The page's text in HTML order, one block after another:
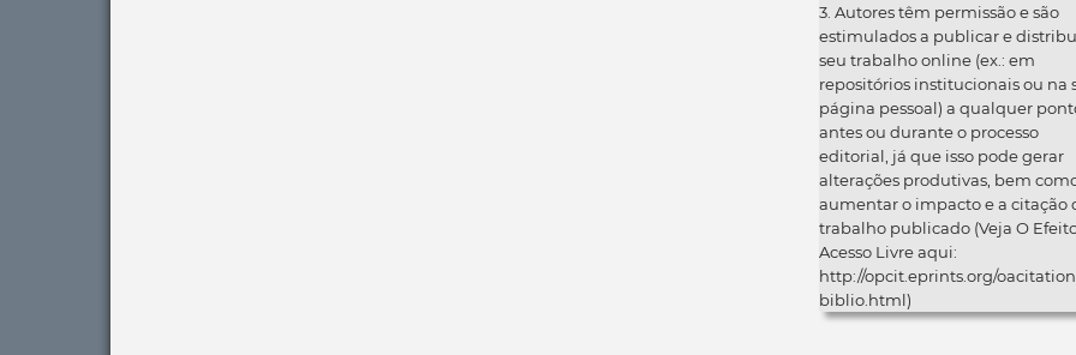
3. Autores têm permissão e são
estimulados a publicar e
seu trabalho online (ex.: em
repositórios institucionais ou na
página pessoal) a qualquer
antes ou durante o processo
editorial, já que isso pode gerar
alterações produtivas, bem
aumentar o impacto e a citação
trabalho publicado (Veja O
Acesso Livre aqui:
http://opcit.eprints.org/
biblio.html)